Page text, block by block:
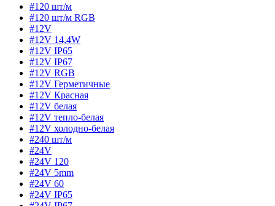
#120 шт/м
#120 шт/м RGB
#12V
#12V 14,4W
#12V IP65
#12V IP67
#12V RGB
#12V Герметичные
#12V Красная
#12V белая
#12V тепло-белая
#12V холодно-белая
#240 шт/м
#24V
#24V 120
#24V 5mm
#24V 60
#24V IP65